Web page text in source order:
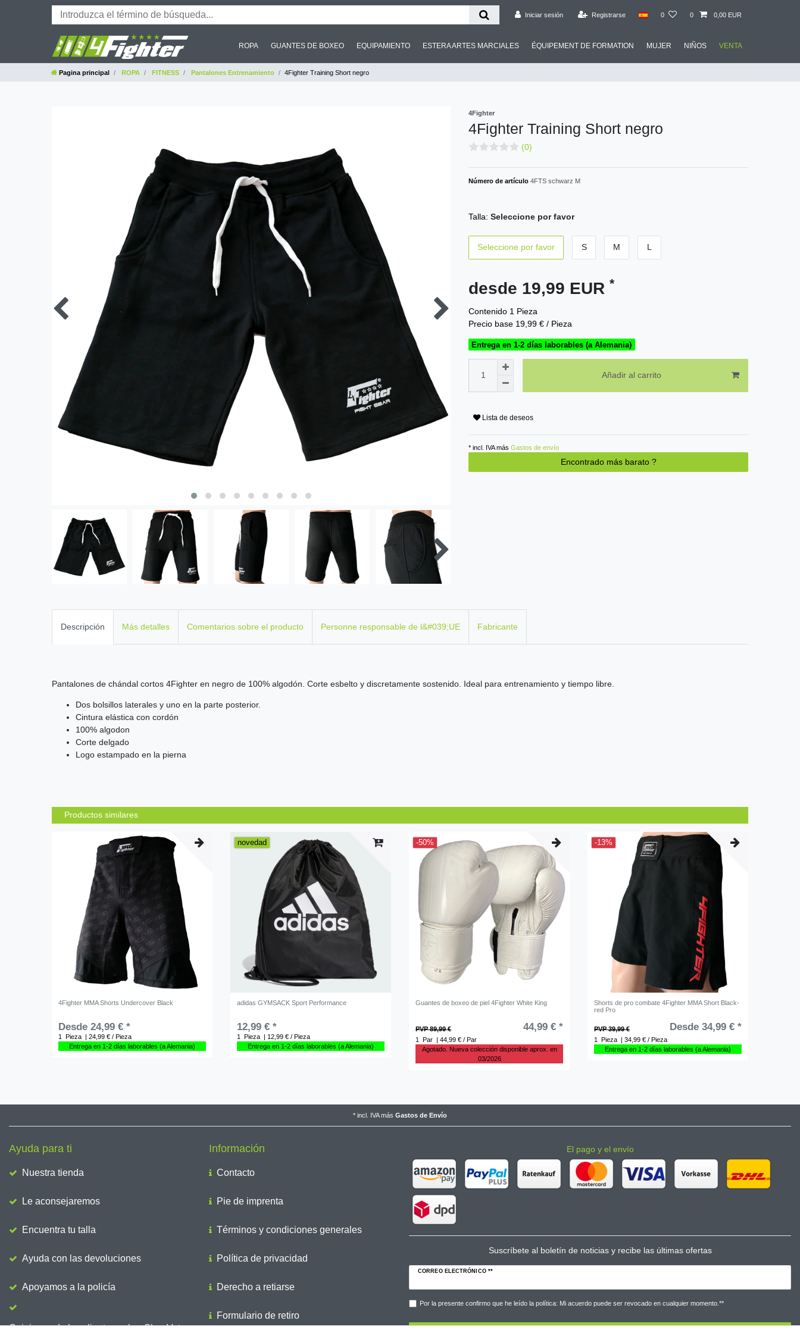
Iniciar sesión Registrarse 0 0 0,00 EUR
ROPA GUANTES DE BOXEO EQUIPAMIENTO ESTERA ARTES MARCIALES ÉQUIPEMENT DE FORMATION MUJER NIÑOS VENTA
Pagina principal ROPA FITNESS Pantalones Entrenamiento 4Fighter Training Short negro
4Fighter
4Fighter Training Short negro
(0)
Número de artículo 4FTS schwarz M
Talla: Seleccione por favor
Seleccione por favor S M L
desde 19,99 EUR *
Contenido 1 Pieza
Precio base 19,99 € / Pieza
Entrega en 1-2 días laborables (a Alemania)
Añadir al carrito
Lista de deseos
* incl. IVA más Gastos de envío
Encontrado más barato ?
Descripción Más detalles Comentarios sobre el producto Personne responsable de l&#039;UE Fabricante
Pantalones de chándal cortos 4Fighter en negro de 100% algodón. Corte esbelto y discretamente sostenido. Ideal para entrenamiento y tiempo libre.
Dos bolsillos laterales y uno en la parte posterior.
Cintura elástica con cordón
100% algodon
Corte delgado
Logo estampado en la pierna
Productos similares
4Fighter MMA Shorts Undercover Black
Desde 24,99 € *
1 Pieza | 24,99 € / Pieza
Entrega en 1-2 días laborables (a Alemania)
novedad
adidas GYMSACK Sport Performance
12,99 € *
1 Pieza | 12,99 € / Pieza
Entrega en 1-2 días laborables (a Alemania)
-50%
Guantes de boxeo de piel 4Fighter White King
PVP 89,99 € 44,99 € *
1 Par | 44,99 € / Par
Agotado. Nueva colección disponible aprox. en
03/2026
-13%
Shorts de pro combate 4Fighter MMA Short Black-
red Pro
PVP 39,99 € Desde 34,99 € *
1 Pieza | 34,99 € / Pieza
Entrega en 1-2 días laborables (a Alemania)
* incl. IVAmás Gastos de Envío
Ayuda para ti
Nuestra tienda
Le aconsejaremos
Encuentra tu talla
Ayuda con las devoluciones
Apoyamos a la policía
Opiniones de los clientes sobre ShopVote
Información
Contacto
Pie de imprenta
Términos y condiciones generales
Política de privacidad
Derecho a retiarse
Formulario de retiro
El pago y el envío
Suscríbete al boletín de noticias y recibe las últimas ofertas
CORREO ELECTRÓNICO **
Por la presente confirmo que he leído la política: Mi acuerdo puede ser revocado en cualquier momento.**